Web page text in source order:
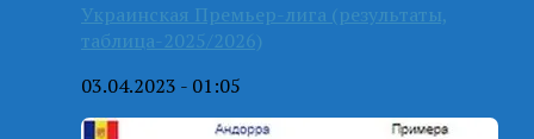
Украинская Премьер-лига (результаты,
таблица-2025/2026)
03.04.2023 - 01:05